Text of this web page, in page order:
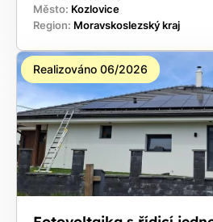
Město: Kozlovice
Region: Moravskoslezský kraj
Realizováno 06/2026